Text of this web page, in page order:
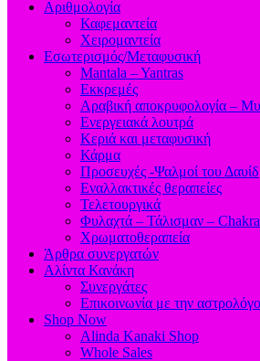
Αριθμολογία
Καφεμαντεία
Χειρομαντεία
Εσωτερισμός/Μεταφυσική
Mantala – Yantras
Εκκρεμές
Αραβική αποκρυφολογία –
Ενεργειακά λουτρά
Κεριά και μεταφυσική
Κάρμα
Προσευχές -Ψαλμοί του Δαυίδ
Εναλλακτικές θεραπείες
Τελετουργικά
Φυλαχτά – Τάλισμαν –
Χρωματοθεραπεία
Άρθρα συνεργατών
Αλίντα Κανάκη
Συνεργάτες
Επικοινωνία με την
Shop Now
Alinda Kanaki Shop
Whole Sales